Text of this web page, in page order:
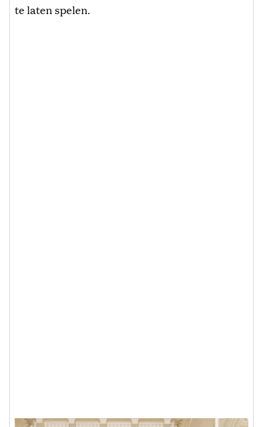
te laten spelen.